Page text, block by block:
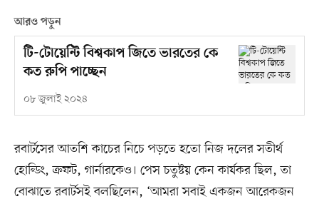
আরও পড়ুন
টি-টোয়েন্টি বিশ্বকাপ জিতে ভারতের কে
কত রুপি পাচ্ছেন
০৮ জুলাই ২০২৪
রবার্টসের আতশি কাচের নিচে পড়তে হতো নিজ দলের সতীর্থ
হোল্ডিং, ক্রফট, গার্নারকেও। পেস চতুষ্টয় কেন কার্যকর ছিল, তা
বোঝাতে রবার্টসই বলছিলেন, ‘আমরা সবাই একজন আরেকজন